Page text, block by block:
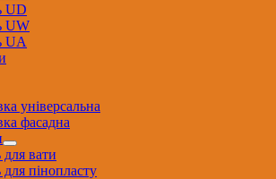
UD
UW
UА
універсальна
фасадна
вати
пінопласту